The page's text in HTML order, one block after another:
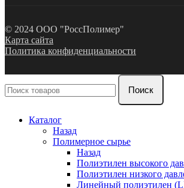
© 2024 ООО "РоссПолимер"
Карта сайта
Политика конфиденциальности
Поиск
Каталог
Назад
Полимерное сырье
Назад
Полиэтилен высокого
Полиэтилен низкого
Линейный полиэтилен